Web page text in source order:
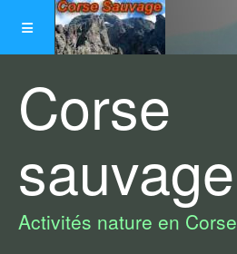
Corse
sauvage
Activités nature en Corse